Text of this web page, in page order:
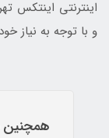
اینترنتی اینتکس
و با توجه به نیاز
همچنین